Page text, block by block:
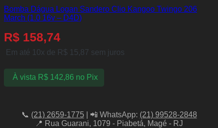
Bomba Dágua Logan Sandero Clio Kangoo Twingo 206
March (1.0 16v – D4D)
R$ 158,74
Em até 10x de R$ 15,87 sem juros
À vista R$142,86 no Pix
📞 (21) 2659-1775| 📲 WhatsApp: (21) 99528-2848
📍 Rua Guarani, 1079 - Piabetá, Magé - RJ